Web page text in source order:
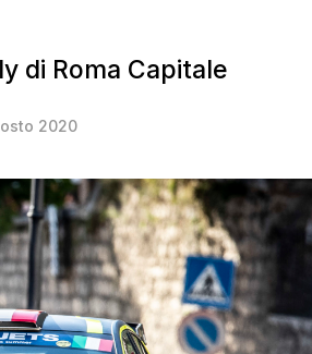
di Roma Capitale
2020